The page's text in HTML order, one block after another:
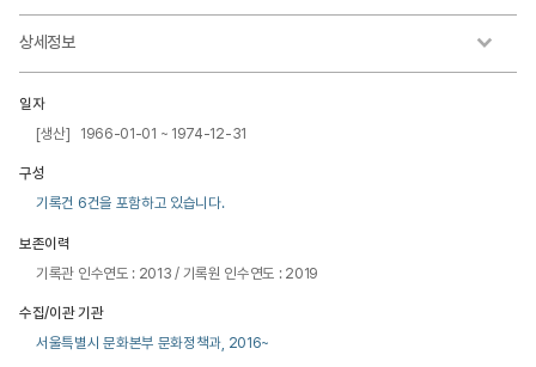
상세정보
일자
[생산] 1966-01-01 ~ 1974-12-31
구성
기록건 6건을 포함하고 있습니다.
보존이력
기록관 인수연도 : 2013 / 기록원 인수연도 : 2019
수집/이관 기관
서울특별시 문화본부 문화정책과, 2016~